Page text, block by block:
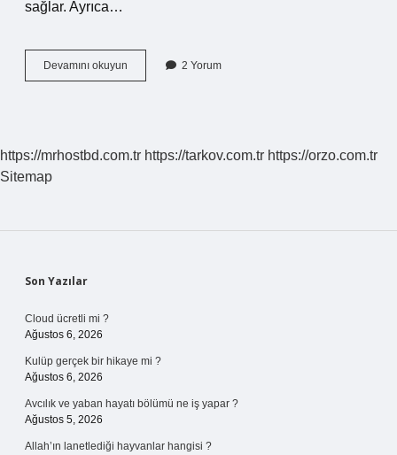
sağlar. Ayrıca…
Devamını okuyun Kahverengi
Göze
2 Yorum
https://mrhostbd.com.tr https://tarkov.com.tr https://orzo.com.tr
Sitemap
Sidebar
Son Yazılar
Cloud ücretli mi ?
Ağustos 6, 2026
Kulüp gerçek bir hikaye mi ?
Ağustos 6, 2026
Avcılık ve yaban hayatı bölümü ne iş yapar ?
Ağustos 5, 2026
Allah’ın lanetlediği hayvanlar hangisi ?